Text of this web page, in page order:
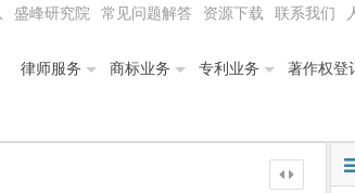
盛峰研究院 常见问题解答 资源下载 联系我们
律师服务 商标业务 专利业务 著作权登